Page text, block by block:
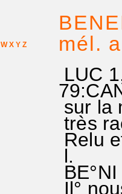
W X Y Z
mél.
LUC
sur la
très
Relu
l.
Il°